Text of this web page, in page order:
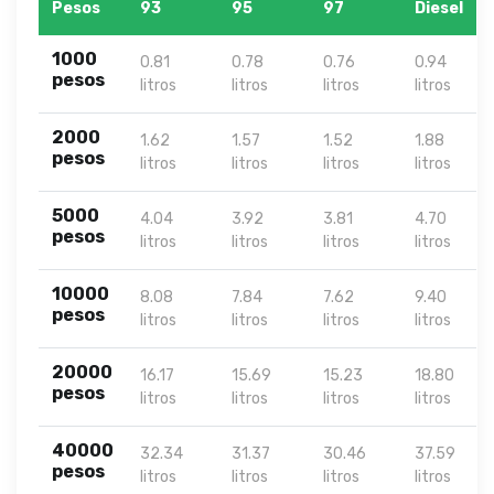
Pesos
93
95
97
Diesel
1000
pesos
0.81
litros
0.78
litros
0.76
litros
0.94
litros
2000
pesos
1.62
litros
1.57
litros
1.52
litros
1.88
litros
5000
pesos
4.04
litros
3.92
litros
3.81
litros
4.70
litros
10000
pesos
8.08
litros
7.84
litros
7.62
litros
9.40
litros
20000
pesos
16.17
litros
15.69
litros
15.23
litros
18.80
litros
40000
pesos
32.34
litros
31.37
litros
30.46
litros
37.59
litros